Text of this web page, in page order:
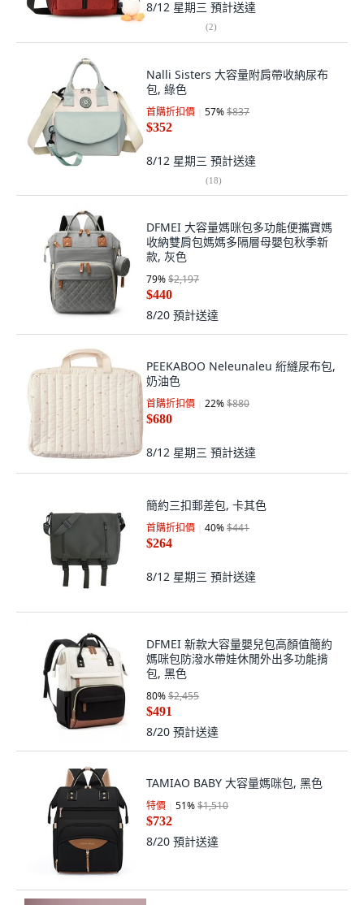
8/12 星期三 預計送達
(2)
Nalli Sisters 大容量附肩帶收納尿布
包, 綠色
首購折扣價 57%$837
$352
8/12 星期三 預計送達
(18)
DFMEI 大容量媽咪包多功能便攜寶媽
收納雙肩包媽媽多隔層母嬰包秋季新
款, 灰色
79%$2,197
$440
8/20 預計送達
PEEKABOO Neleunaleu 絎縫尿布包,
奶油色
首購折扣價 22%$880
$680
8/12 星期三 預計送達
簡約三扣郵差包, 卡其色
首購折扣價 40%$441
$264
8/12 星期三 預計送達
DFMEI 新款大容量嬰兒包高顏值簡約
媽咪包防潑水帶娃休閒外出多功能揹
包, 黑色
80%$2,455
$491
8/20 預計送達
TAMIAO BABY 大容量媽咪包, 黑色
特價 51%$1,510
$732
8/20 預計送達